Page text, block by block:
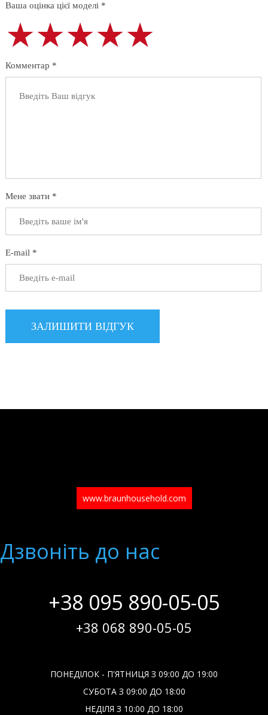
Ваша оцінка цієї моделі *
★★★★★
★★★★★
★★★★★
Комментар *
Мене звати *
E-mail *
www.braunhousehold.com
Дзвонiть до нас
+38 095 890-05-05
+38 068 890-05-05
ПОНЕДІЛОК - П'ЯТНИЦЯ З 09:00 ДО 19:00
СУБОТА З 09:00 ДО 18:00
НЕДІЛЯ З 10:00 ДО 18:00